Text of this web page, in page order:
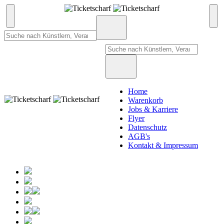
Home
Warenkorb
Jobs & Karriere
Flyer
Datenschutz
AGB's
Kontakt & Impressum